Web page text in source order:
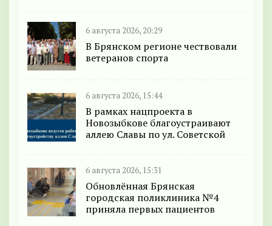
6 августа 2026, 20:29
В Брянском регионе чествовали
ветеранов спорта
6 августа 2026, 15:44
В рамках нацпроекта в
Новозыбкове благоустраивают
аллею Славы по ул. Советской
6 августа 2026, 15:31
Обновлённая Брянская
городская поликлиника №4
приняла первых пациентов